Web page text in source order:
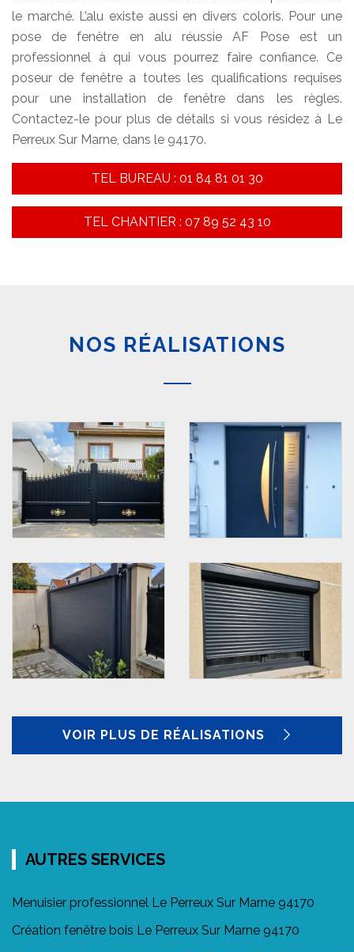
le marché. L’alu existe aussi en divers coloris. Pour une
pose de fenêtre en alu réussie AF Pose est un
professionnel à qui vous pourrez faire confiance. Ce
poseur de fenêtre a toutes les qualifications requises
pour une installation de fenêtre dans les règles.
Contactez-le pour plus de détails si vous résidez à Le
Perreux Sur Marne, dans le 94170.
TEL BUREAU : 01 84 81 01 30
TEL CHANTIER : 07 89 52 43 10
NOS RÉALISATIONS
VOIR PLUS DE RÉALISATIONS
AUTRES SERVICES
Menuisier professionnel Le Perreux Sur Marne 94170
Création fenêtre bois Le Perreux Sur Marne 94170